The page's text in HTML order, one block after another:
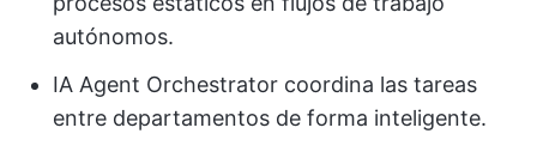
autónomos.
IA Agent Orchestrator coordina las tareas
entre departamentos de forma inteligente.